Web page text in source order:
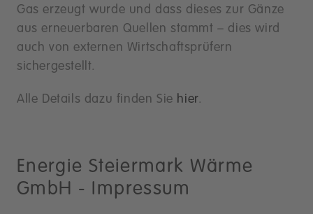
Gas erzeugt wurde und dass dieses zur Gänze
aus erneuerbaren Quellen stammt – dies wird
auch von externen Wirtschaftsprüfern
sichergestellt.
Alle Details dazu finden Sie hier.
Energie Steiermark Wärme
GmbH - Impressum